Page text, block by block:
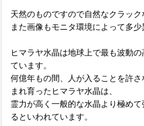
天然のものですので自然なクラック
また画像もモニタ環境によって多少
ヒマラヤ水晶は地球上で最も波動
ています。
何億年もの間、人が入ることを許
まれ育ったヒマラヤ水晶は、
霊力が高く一般的な水晶より極め
るといわれています。